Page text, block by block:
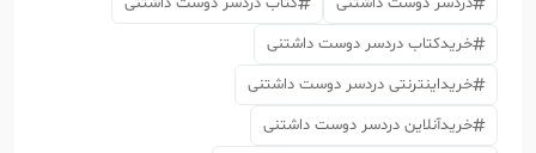
خریدکتاب دردسر دوست داشتنی
خریداینترنتی دردسر دوست داشتنی
خریدآنلاین دردسر دوست داشتنی